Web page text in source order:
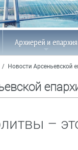
Архиерей и епархия
/ Новости Арсеньевской
–